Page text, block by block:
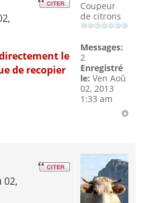
le
de recopier
Coupeur
de citrons
Messages:
2
Enregistré
le: Ven Aoû
02, 2013
1:33 am
02,